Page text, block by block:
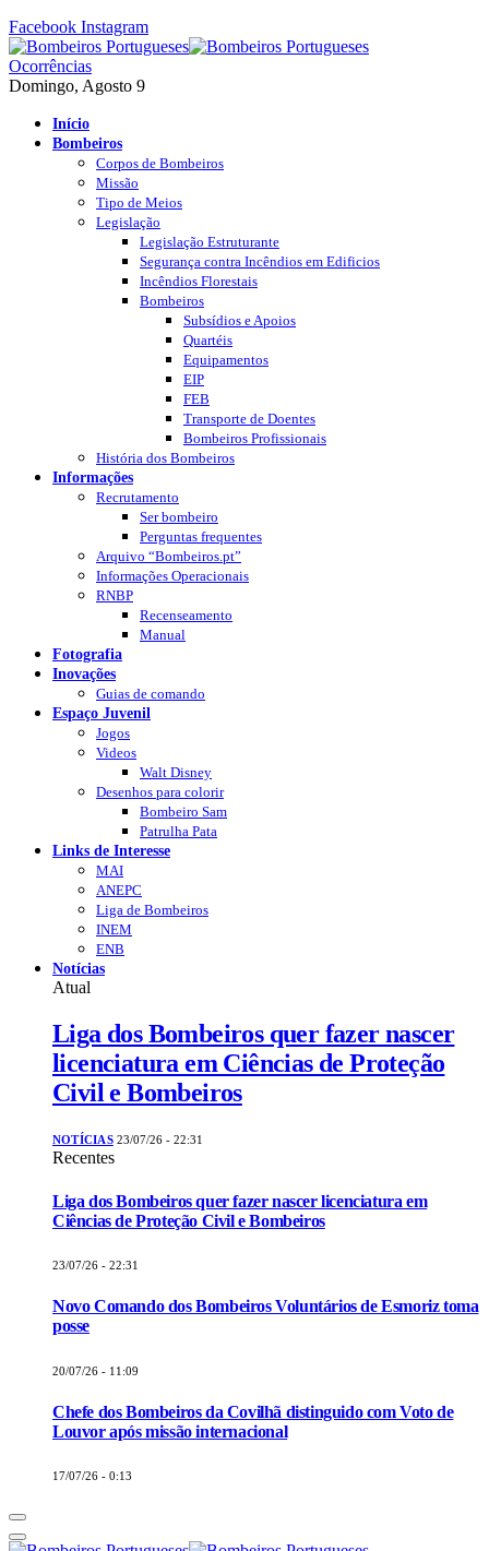
Facebook Instagram
Ocorrências
Domingo, Agosto 9
Início
Bombeiros
Corpos de Bombeiros
Missão
Tipo de Meios
Legislação
Legislação Estruturante
Segurança contra Incêndios em Edificios
Incêndios Florestais
Bombeiros
Subsídios e Apoios
Quartéis
Equipamentos
EIP
FEB
Transporte de Doentes
Bombeiros Profissionais
História dos Bombeiros
Informações
Recrutamento
Ser bombeiro
Perguntas frequentes
Arquivo “Bombeiros.pt”
Informações Operacionais
RNBP
Recenseamento
Manual
Fotografia
Inovações
Guias de comando
Espaço Juvenil
Jogos
Videos
Walt Disney
Desenhos para colorir
Bombeiro Sam
Patrulha Pata
Links de Interesse
MAI
ANEPC
Liga de Bombeiros
INEM
ENB
Notícias
Atual
Liga dos Bombeiros quer fazer nascer
licenciatura em Ciências de Proteção
Civil e Bombeiros
NOTÍCIAS 23/07/26 - 22:31
Recentes
Liga dos Bombeiros quer fazer nascer licenciatura em
Ciências de Proteção Civil e Bombeiros
23/07/26 - 22:31
Novo Comando dos Bombeiros Voluntários de Esmoriz toma
posse
20/07/26 - 11:09
Chefe dos Bombeiros da Covilhã distinguido com Voto de
Louvor após missão internacional
17/07/26 - 0:13